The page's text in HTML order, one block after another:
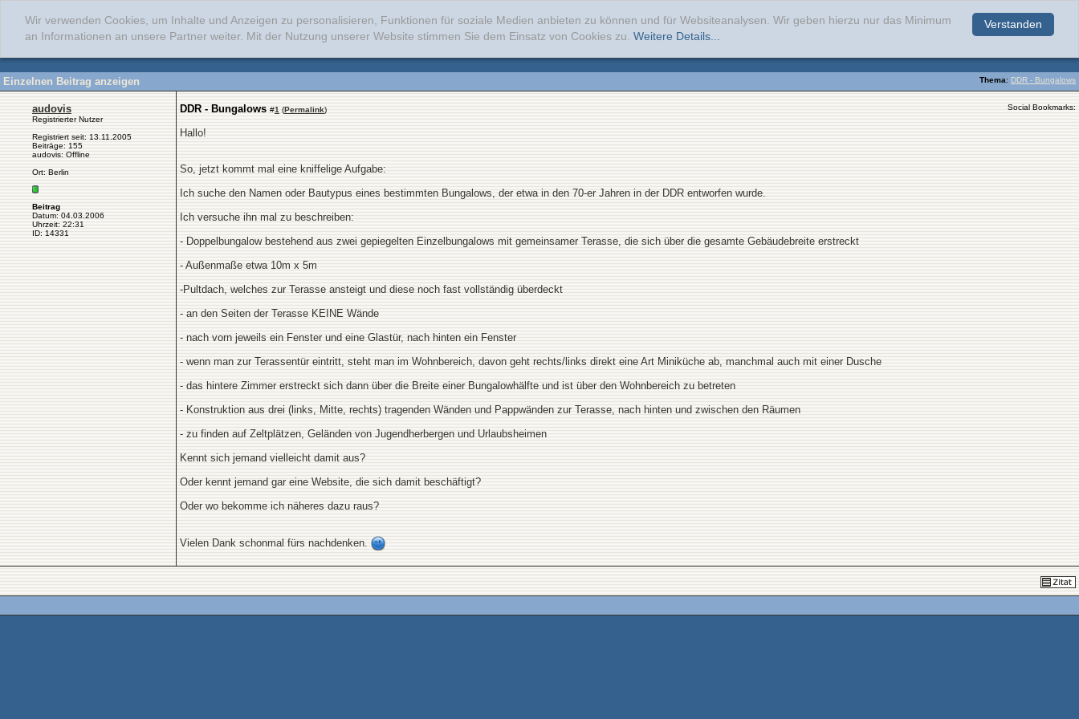
Verstanden
Wir verwenden Cookies, um Inhalte und Anzeigen zu personalisieren, Funktionen für soziale Medien anbieten zu können und für Websiteanalysen. Wir geben hierzu nur das Minimum
an Informationen an unsere Partner weiter. Mit der Nutzung unserer Website stimmen Sie dem Einsatz von Cookies zu. Weitere Details...
Thema: DDR - Bungalows
Einzelnen Beitrag anzeigen
audovis
Registrierter Nutzer
Registriert seit: 13.11.2005
Beiträge: 155
audovis: Offline
Ort: Berlin
Beitrag
Datum: 04.03.2006
Uhrzeit: 22:31
ID: 14331
DDR - Bungalows #1 (Permalink) Social Bookmarks:
Hallo!
So, jetzt kommt mal eine kniffelige Aufgabe:
Ich suche den Namen oder Bautypus eines bestimmten Bungalows, der etwa in den 70-er Jahren in der DDR entworfen wurde.
Ich versuche ihn mal zu beschreiben:
- Doppelbungalow bestehend aus zwei gepiegelten Einzelbungalows mit gemeinsamer Terasse, die sich über die gesamte Gebäudebreite erstreckt
- Außenmaße etwa 10m x 5m
-Pultdach, welches zur Terasse ansteigt und diese noch fast vollständig überdeckt
- an den Seiten der Terasse KEINE Wände
- nach vorn jeweils ein Fenster und eine Glastür, nach hinten ein Fenster
- wenn man zur Terassentür eintritt, steht man im Wohnbereich, davon geht rechts/links direkt eine Art Miniküche ab, manchmal auch mit einer Dusche
- das hintere Zimmer erstreckt sich dann über die Breite einer Bungalowhälfte und ist über den Wohnbereich zu betreten
- Konstruktion aus drei (links, Mitte, rechts) tragenden Wänden und Pappwänden zur Terasse, nach hinten und zwischen den Räumen
- zu finden auf Zeltplätzen, Geländen von Jugendherbergen und Urlaubsheimen
Kennt sich jemand vielleicht damit aus?
Oder kennt jemand gar eine Website, die sich damit beschäftigt?
Oder wo bekomme ich näheres dazu raus?
Vielen Dank schonmal fürs nachdenken.